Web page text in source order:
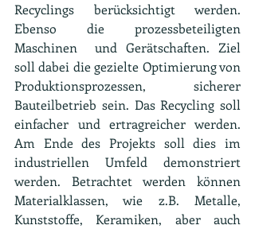
Recyclings berücksichtigt werden.
Ebenso die prozessbeteiligten
Maschinen  und Gerätschaften. Ziel
soll dabei die gezielte Optimierung von
Produktionsprozessen, sicherer
Bauteilbetrieb sein. Das Recycling soll
einfacher und ertragreicher werden.
Am Ende des Projekts soll dies im
industriellen Umfeld demonstriert
werden. Betrachtet werden können
Materialklassen, wie z.B. Metalle,
Kunststoffe, Keramiken, aber auch